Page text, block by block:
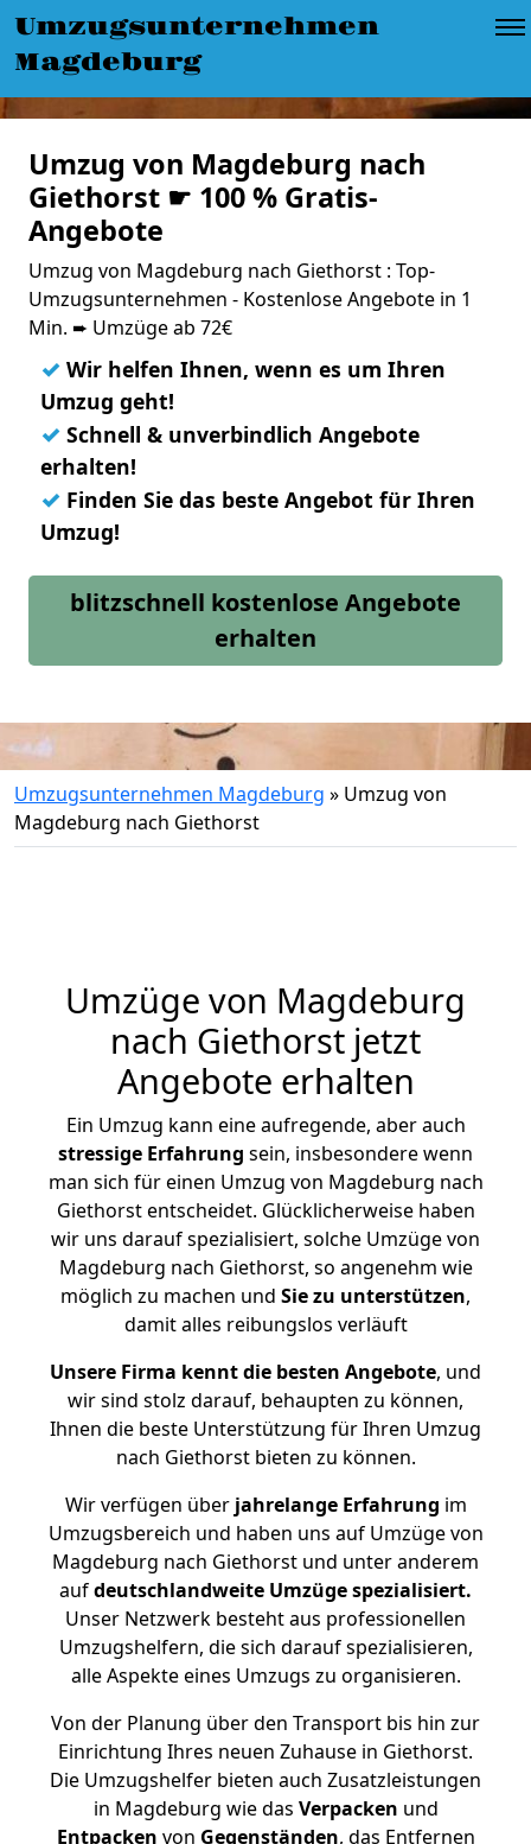
Umzugsunternehmen
Magdeburg
Umzug von Magdeburg nach
Giethorst ☛ 100 % Gratis-
Angebote
Umzug von Magdeburg nach Giethorst : Top-
Umzugsunternehmen - Kostenlose Angebote in 1
Min. ➨ Umzüge ab 72€
✓ Wir helfen Ihnen, wenn es um Ihren
Umzug geht!
✓ Schnell & unverbindlich Angebote
erhalten!
✓ Finden Sie das beste Angebot für Ihren
Umzug!
blitzschnell kostenlose Angebote
erhalten
Umzugsunternehmen Magdeburg » Umzug von
Magdeburg nach Giethorst
Umzüge von Magdeburg
nach Giethorst jetzt
Angebote erhalten
Ein Umzug kann eine aufregende, aber auch
stressige Erfahrung sein, insbesondere wenn
man sich für einen Umzug von Magdeburg nach
Giethorst entscheidet. Glücklicherweise haben
wir uns darauf spezialisiert, solche Umzüge von
Magdeburg nach Giethorst, so angenehm wie
möglich zu machen und Sie zu unterstützen,
damit alles reibungslos verläuft
Unsere Firma kennt die besten Angebote, und
wir sind stolz darauf, behaupten zu können,
Ihnen die beste Unterstützung für Ihren Umzug
nach Giethorst bieten zu können.
Wir verfügen überjahrelange Erfahrung im
Umzugsbereich und haben uns auf Umzüge von
Magdeburg nach Giethorst und unter anderem
aufdeutschlandweite Umzüge spezialisiert.
Unser Netzwerk besteht aus professionellen
Umzugshelfern, die sich darauf spezialisieren,
alle Aspekte eines Umzugs zu organisieren.
Von der Planung über den Transport bis hin zur
Einrichtung Ihres neuen Zuhause in Giethorst.
Die Umzugshelfer bieten auch Zusatzleistungen
in Magdeburg wie das Verpacken und
Entpacken von Gegenständen, das Entfernen